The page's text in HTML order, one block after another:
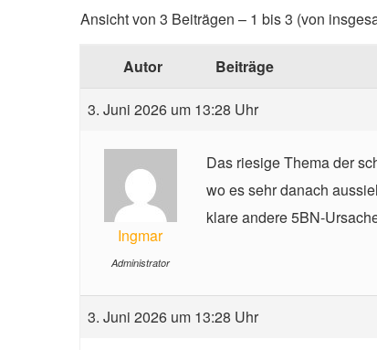
Ansicht von 3 Beiträgen – 1 bis 3 (von
Autor Beiträge
3. Juni 2026 um 13:28 Uhr
Ingmar
Administrator
Das riesige Thema der
wo es sehr danach
klare andere 5BN-
3. Juni 2026 um 13:28 Uhr